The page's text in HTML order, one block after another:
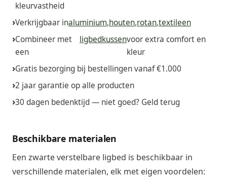
kleurvastheid
Verkrijgbaar inaluminium,houten,rotan,textileen
Combineer met
een
ligbedkussenvoor extra comfort en
kleur
Gratis bezorging bij bestellingen vanaf €1.000
2 jaar garantie op alle producten
30 dagen bedenktijd — niet goed? Geld terug
Beschikbare materialen
Een zwarte verstelbare ligbed is beschikbaar in
verschillende materialen, elk met eigen voordelen: